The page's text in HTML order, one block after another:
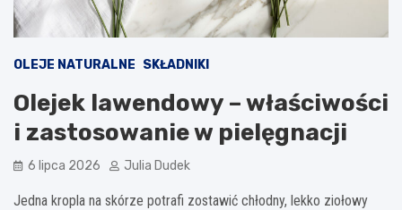
OLEJE NATURALNE SKŁADNIKI
Olejek lawendowy – właściwości
i zastosowanie w pielęgnacji
6 lipca 2026 Julia Dudek
Jedna kropla na skórze potrafi zostawić chłodny, lekko ziołowy